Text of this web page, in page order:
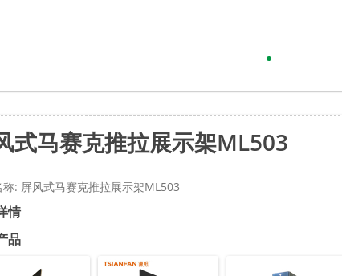
式马赛克推拉展示架ML503
称: 屏风式马赛克推拉展示架ML503
情
品